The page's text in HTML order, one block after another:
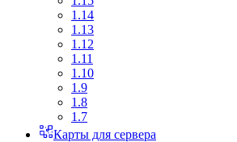
1.14
1.13
1.12
1.11
1.10
1.9
1.8
1.7
Карты для сервера